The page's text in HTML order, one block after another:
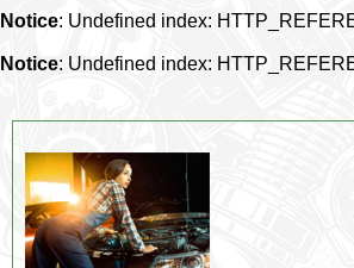
Notice: Undefined index:
Notice: Undefined index: